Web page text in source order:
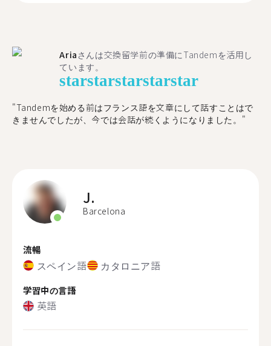
Aria さんは交換留学前の準備にTandemを活用し
ています。
starstarstarstarstar
"​​Tandemを始める前はフランス語を文章にして話すことはで
きませんでしたが、今では会話が続くようになりました。"
J.
Barcelona
流暢
スペイン語 カタロニア語
学習中の言語
英語